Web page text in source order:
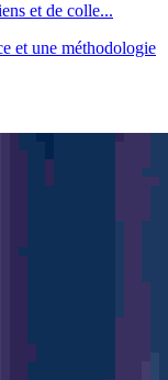
et de colle...
et une méthodologie